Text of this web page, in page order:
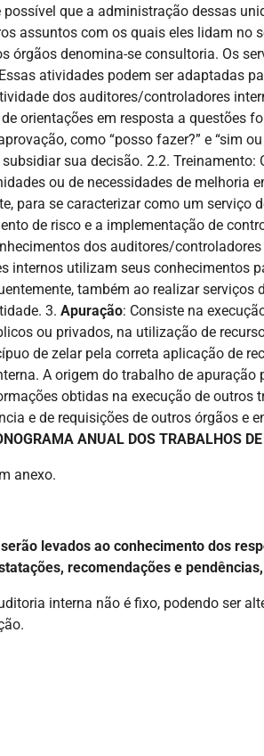
que a administração dessas
assuntos com os quais eles lidam no
denomina-se consultoria. Os
atividades podem ser adaptadas
dos auditores/controladores
orientações em resposta a questões
como “posso fazer?” e “sim
sua decisão. 2.2.
ou de necessidades de melhoria
para se caracterizar como um serviço
de risco e a implementação de
dos auditores/
utilizam seus conhecimentos
também ao realizar
3. Apuração: Consiste na
ou privados, na utilização de
de zelar pela correta aplicação de
A origem do trabalho de
obtidas na execução de
e de requisições de outros órgãos
ANUAL DOS TRABALHOS
anexo.
levados ao conhecimento dos
recomendações e
interna não é fixo, podendo ser